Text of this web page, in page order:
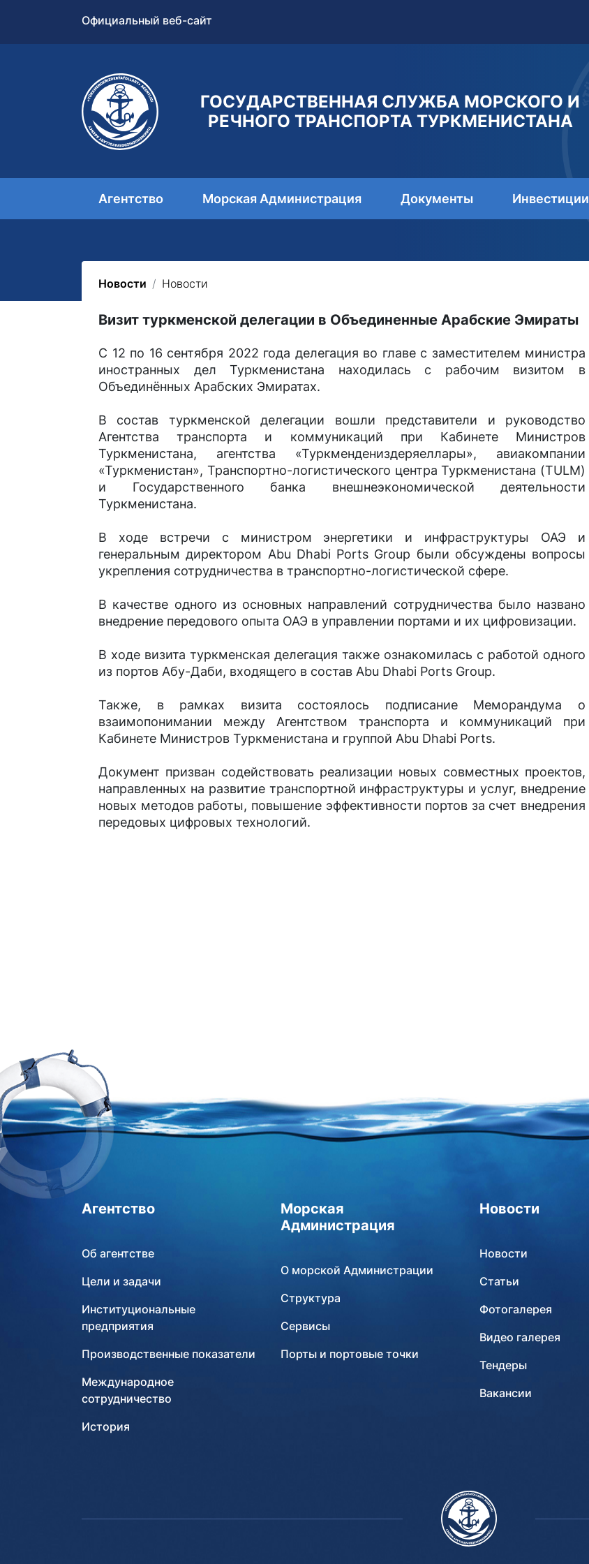
Официальный веб-сайт
ГОСУДАРСТВЕННАЯ СЛУЖБА МОРСКОГО И
РЕЧНОГО ТРАНСПОРТА ТУРКМЕНИСТАНА
Агентство Морская Администрация Документы Инвестиции
Новости Новости
Визит туркменской делегации в Объединенные Арабские Эмираты
С 12 по 16 сентября 2022 года делегация во главе с заместителем министра
иностранных дел Туркменистана находилась с рабочим визитом в
Объединённых Арабских Эмиратах.
В состав туркменской делегации вошли представители и руководство
Агентства транспорта и коммуникаций при Кабинете Министров
Туркменистана, агентства «Туркмендениздеряеллары», авиакомпании
«Туркменистан», Транспортно-логистического центра Туркменистана (TULM)
и Государственного банка внешнеэкономической деятельности
Туркменистана.
В ходе встречи с министром энергетики и инфраструктуры ОАЭ и
генеральным директором Abu Dhabi Ports Group были обсуждены вопросы
укрепления сотрудничества в транспортно-логистической сфере.
В качестве одного из основных направлений сотрудничества было названо
внедрение передового опыта ОАЭ в управлении портами и их цифровизации.
В ходе визита туркменская делегация также ознакомилась с работой одного
из портов Абу-Даби, входящего в состав Abu Dhabi Ports Group.
Также, в рамках визита состоялось подписание Меморандума о
взаимопонимании между Агентством транспорта и коммуникаций при
Кабинете Министров Туркменистана и группой Abu Dhabi Ports.
Документ призван содействовать реализации новых совместных проектов,
направленных на развитие транспортной инфраструктуры и услуг, внедрение
новых методов работы, повышение эффективности портов за счет внедрения
передовых цифровых технологий.
Агентство
Об агентстве
Цели и задачи
Институциональные
предприятия
Производственные показатели
Международное
сотрудничество
История
Морская
Администрация
О морской Администрации
Структура
Сервисы
Порты и портовые точки
Новости
Новости
Статьи
Фотогалерея
Видео галерея
Тендеры
Вакансии